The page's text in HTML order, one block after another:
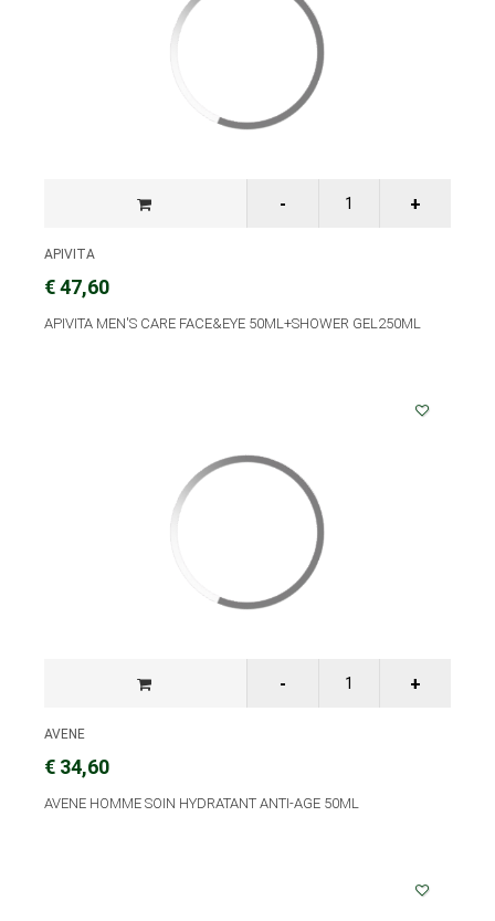
APIVITA
€ 47,60
APIVITA MEN'S CARE FACE&EYE 50ML+SHOWER GEL250ML
AVENE
€ 34,60
AVENE HOMME SOIN HYDRATANT ANTI-AGE 50ML